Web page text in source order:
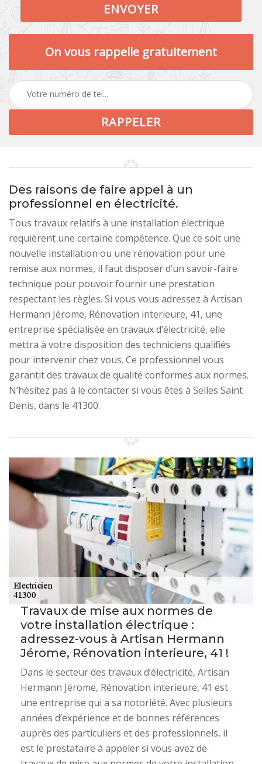
On vous rappelle gratuitement
Des raisons de faire appel à un
professionnel en électricité.
Tous travaux relatifs à une installation électrique
requièrent une certaine compétence. Que ce soit une
nouvelle installation ou une rénovation pour une
remise aux normes, il faut disposer d’un savoir-faire
technique pour pouvoir fournir une prestation
respectant les règles. Si vous vous adressez à Artisan
Hermann Jérome, Rénovation interieure, 41, une
entreprise spécialisée en travaux d’électricité, elle
mettra à votre disposition des techniciens qualifiés
pour intervenir chez vous. Ce professionnel vous
garantit des travaux de qualité conformes aux normes.
N’hésitez pas à le contacter si vous êtes à Selles Saint
Denis, dans le 41300.
Travaux de mise aux normes de
votre installation électrique :
adressez-vous à Artisan Hermann
Jérome, Rénovation interieure, 41 !
Dans le secteur des travaux d’électricité, Artisan
Hermann Jérome, Rénovation interieure, 41 est
une entreprise qui a sa notoriété. Avec plusieurs
années d’expérience et de bonnes références
auprès des particuliers et des professionnels, il
est le prestataire à appeler si vous avez de